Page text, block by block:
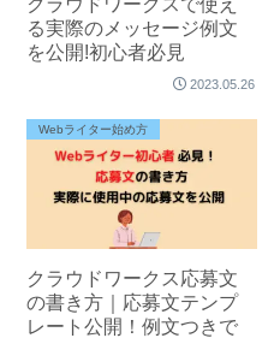
クラウドワークスで使え
る実際のメッセージ例文
を公開!初心者必見
2023.05.26
Webライター始め方
クラウドワークス応募文
の書き方｜応募文テンプ
レート公開！例文つきで